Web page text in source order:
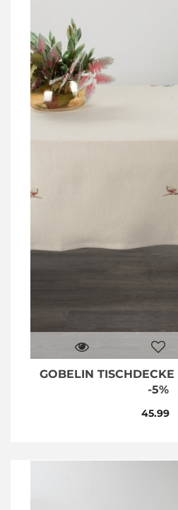
GOBELIN TISCHDECKE
-5%
45.99